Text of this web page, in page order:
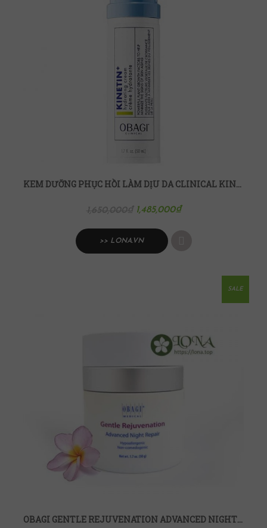
KEM DƯỠNG PHỤC HỒI LÀM DỊU DA CLINICAL KINETIN+ HYDRATING CREAM OBAGI
1,485,000₫
>> LONA.VN
SALE
OBAGI GENTLE REJUVENATION ADVANCED NIGHT REPAIR PHỤC HỒI DA BAN ĐÊM